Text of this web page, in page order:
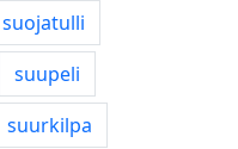
suojatulli
suupeli
suurkilpa